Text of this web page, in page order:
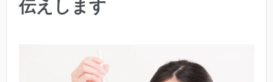
伝えします